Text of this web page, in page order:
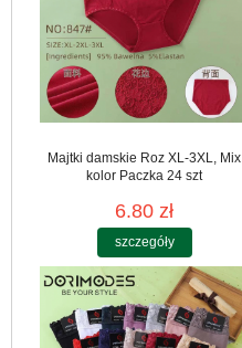
Majtki damskie Roz XL-3XL, Mix
kolor Paczka 24 szt
6.80 zł
szczegóły